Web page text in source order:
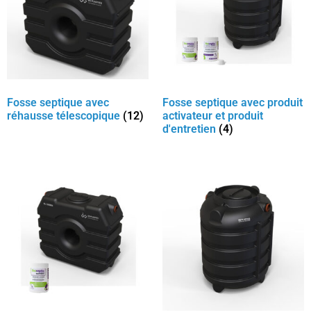
Fosse septique avec
réhausse télescopique (12)
Fosse septique avec produit
activateur et produit
d'entretien (4)